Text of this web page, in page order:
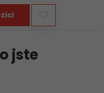
jste